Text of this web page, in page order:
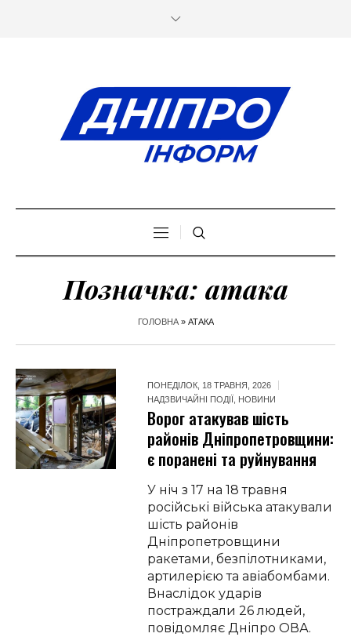
Позначка: атака
ГОЛОВНА» АТАКА
ПОНЕДІЛОК, 18 ТРАВНЯ, 2026
НАДЗВИЧАЙНІ ПОДІЇ
НОВИНИ
Ворог атакував шість
районів Дніпропетровщини:
є поранені та руйнування
У ніч з 17 на 18 травня
російські війська атакували
шість районів
Дніпропетровщини
ракетами, безпілотниками,
артилерією та авіабомбами.
Внаслідок ударів
постраждали 26 людей,
повідомляє Дніпро ОВА.